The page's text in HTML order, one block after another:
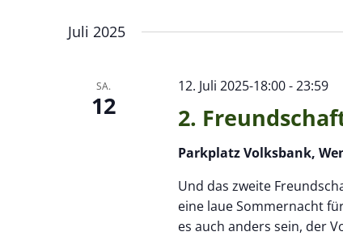
Juli 2025
SA.
12 2.
12. Juli 2025-18:00-23:59
Parkplatz Volksbank,
Und das zweite
eine laue Sommernacht
es auch anders sein, der